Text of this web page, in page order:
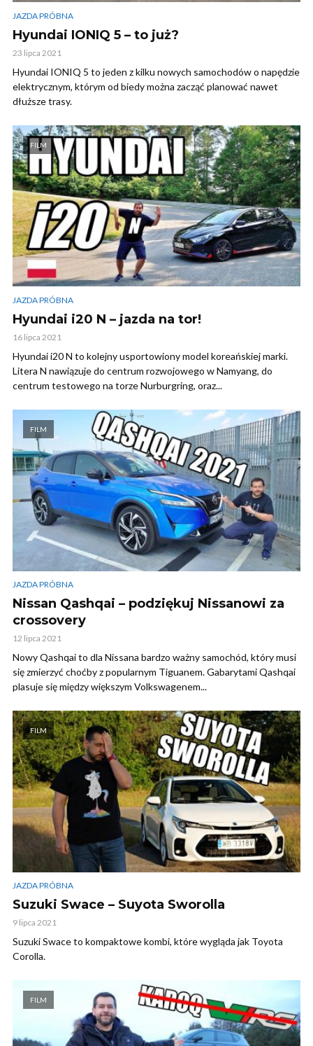
JAZDA PRÓBNA
Hyundai IONIQ 5 – to już?
23 lipca 2021
Hyundai IONIQ 5 to jeden z kilku nowych samochodów o napędzie
elektrycznym, którym od biedy można zacząć planować nawet
dłuższe trasy.
FILM
JAZDA PRÓBNA
Hyundai i20 N – jazda na tor!
16 lipca 2021
Hyundai i20 N to kolejny usportowiony model koreańskiej marki.
Litera N nawiązuje do centrum rozwojowego w Namyang, do
centrum testowego na torze Nurburgring, oraz...
FILM
JAZDA PRÓBNA
Nissan Qashqai – podziękuj Nissanowi za
crossovery
12 lipca 2021
Nowy Qashqai to dla Nissana bardzo ważny samochód, który musi
się zmierzyć choćby z popularnym Tiguanem. Gabarytami Qashqai
plasuje się między większym Volkswagenem...
FILM
JAZDA PRÓBNA
Suzuki Swace – Suyota Sworolla
9 lipca 2021
Suzuki Swace to kompaktowe kombi, które wygląda jak Toyota
Corolla.
FILM